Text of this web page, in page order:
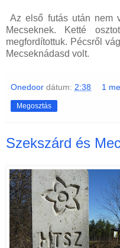
Az első futás után nem
Mecseknek. Ketté
megfordítottuk. Pécsről
Mecseknádasd volt.
Onedoor dátum: 2:38 1
Megosztás
Szekszárd és